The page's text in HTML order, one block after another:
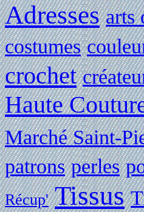
Adresses arts
costumes
crochet
Haute
Marché Saint-
patrons perles
Récup' Tissus